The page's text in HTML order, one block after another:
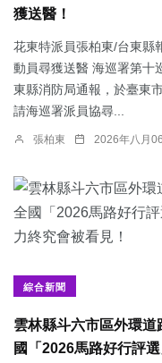
獲送醫！
花東特派員張柏東/台東縣
動員尋獲送醫 海巡署第十
東縣消防局通報，於臺東
請海巡署派員協尋...
張柏東 2026年八月
綜合新聞
雲林縣斗六市區外環
國「2026馬路好行評